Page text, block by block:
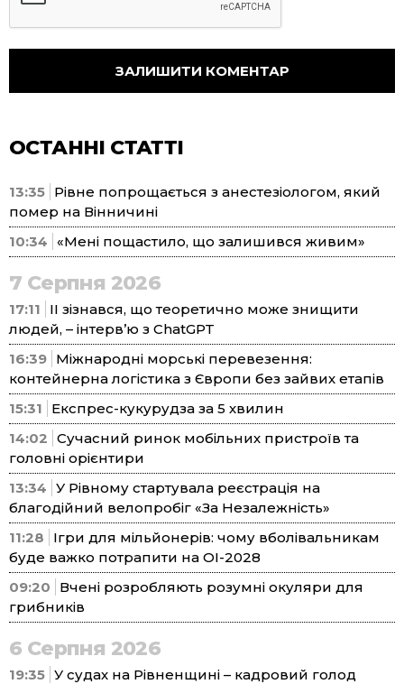
ОСТАННІ СТАТТІ
13:35 Рівне попрощається з анестезіологом, який
помер на Вінничині
10:34
«Мені пощастило, що залишився живим»
7 Серпня 2026
17:11
ІІ зізнався, що теоретично може знищити
людей, – інтерв’ю з ChatGPT
16:39 Міжнародні морські перевезення:
контейнерна логістика з Європи без зайвих етапів
15:31
Експрес-кукурудза за 5 хвилин
14:02 Сучасний ринок мобільних пристроїв та
головні орієнтири
13:34 У Рівному стартувала реєстрація на
благодійний велопробіг «За Незалежність»
11:28
Ігри для мільйонерів: чому вболівальникам
буде важко потрапити на ОІ-2028
09:20
Вчені розробляють розумні окуляри для
грибників
6 Серпня 2026
19:35 У судах на Рівненщині – кадровий голод